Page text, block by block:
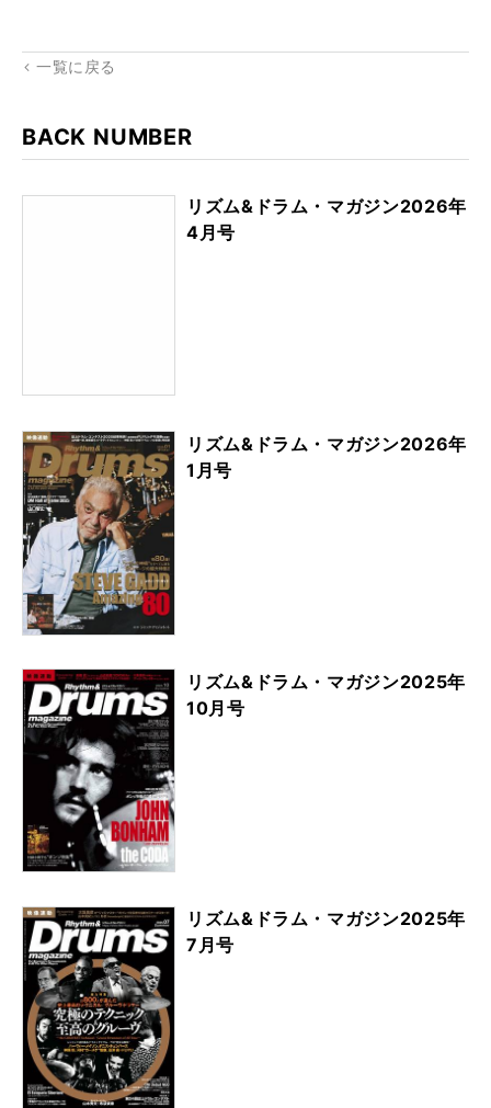
一覧に戻る
BACK NUMBER
リズム&ドラム・マガジン2026年
4月号
リズム&ドラム・マガジン2026年
1月号
リズム&ドラム・マガジン2025年
10月号
リズム&ドラム・マガジン2025年
7月号